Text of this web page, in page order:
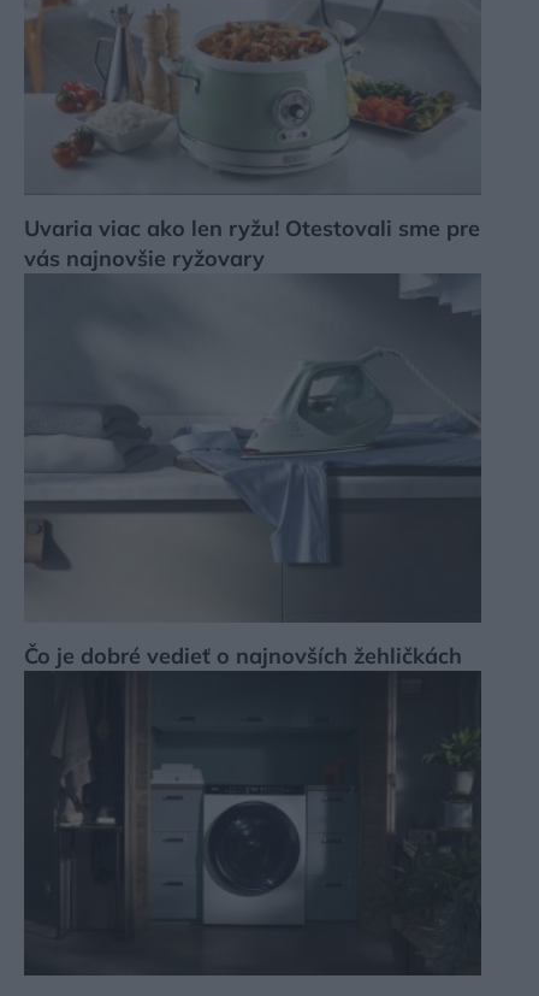
Uvaria viac ako len ryžu! Otestovali sme pre
vás najnovšie ryžovary
Čo je dobré vedieť o najnovších žehličkách